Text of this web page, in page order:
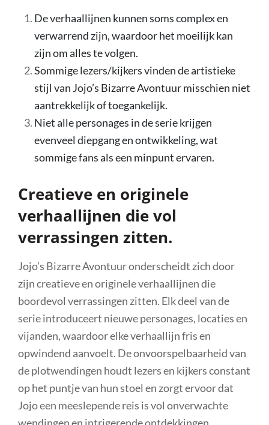
De verhaallijnen kunnen soms complex en
verwarrend zijn, waardoor het moeilijk kan
zijn om alles te volgen.
Sommige lezers/kijkers vinden de artistieke
stijl van Jojo’s Bizarre Avontuur misschien niet
aantrekkelijk of toegankelijk.
Niet alle personages in de serie krijgen
evenveel diepgang en ontwikkeling, wat
sommige fans als een minpunt ervaren.
Creatieve en originele
verhaallijnen die vol
verrassingen zitten.
Jojo’s Bizarre Avontuur onderscheidt zich door
zijn creatieve en originele verhaallijnen die
boordevol verrassingen zitten. Elk deel van de
serie introduceert nieuwe personages, locaties en
vijanden, waardoor elke verhaallijn fris en
opwindend aanvoelt. De onvoorspelbaarheid van
de plotwendingen houdt lezers en kijkers constant
op het puntje van hun stoel en zorgt ervoor dat
Jojo een meeslepende reis is vol onverwachte